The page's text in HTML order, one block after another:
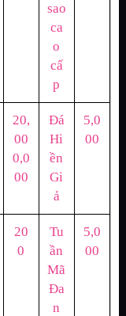
sao
ca
o
cấ
p
20,
00
0,0
00
Đá
Hi
ền
Gi
ả
5,0
00
20
0
Tu
ần
Mã
Đa
n
5,0
00